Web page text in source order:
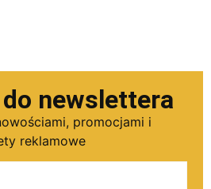
newslettera
promocjami i
reklamowe